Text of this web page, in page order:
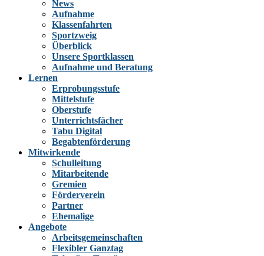
News
Aufnahme
Klassenfahrten
Sportzweig
Überblick
Unsere Sportklassen
Aufnahme und Beratung
Lernen
Erprobungsstufe
Mittelstufe
Oberstufe
Unterrichtsfächer
Tabu Digital
Begabtenförderung
Mitwirkende
Schulleitung
Mitarbeitende
Gremien
Förderverein
Partner
Ehemalige
Angebote
Arbeitsgemeinschaften
Flexibler Ganztag